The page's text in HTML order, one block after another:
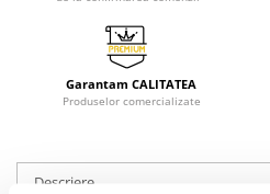
Garantam CALITATEA
Produselor comercializate
Descriere